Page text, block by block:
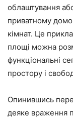
облаштування
приватному
кімнат. Це
площі можна
функціональні
простору і
Опинившись
деяке враження